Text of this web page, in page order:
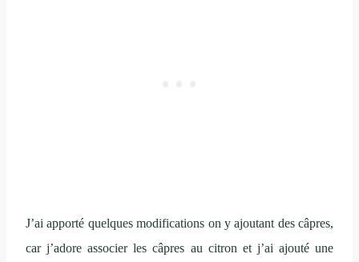
J’ai apporté quelques modifications on y ajoutant des câpres,
car j’adore associer les câpres au citron et j’ai ajouté une